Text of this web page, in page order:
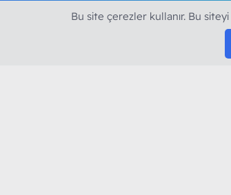
Bu site çerezler kullanır. Bu